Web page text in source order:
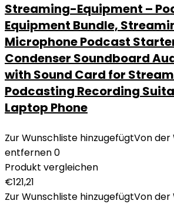
Streaming-Equipment –
Equipment Bundle,
Microphone Podcast
Condenser Soundboard
with Sound Card for
Podcasting Recording
Laptop Phone
Zur Wunschliste hinzugefügtVon der
entfernen0
Produkt vergleichen
€121,21
Zur Wunschliste hinzugefügtVon der